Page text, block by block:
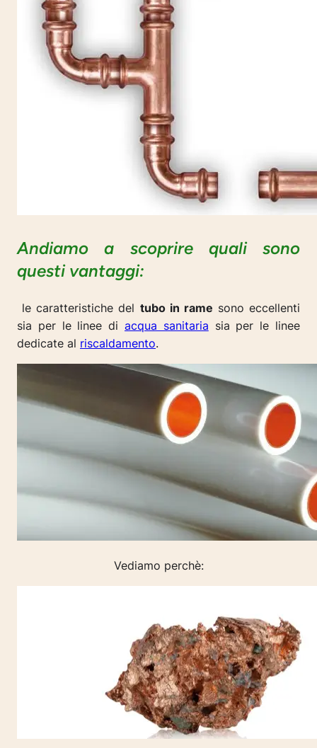
Andiamo a scoprire quali sono
questi vantaggi:
le caratteristiche del tubo in rame sono eccellenti
sia per le linee di acqua sanitaria sia per le linee
dedicate al riscaldamento.
Vediamo perchè: